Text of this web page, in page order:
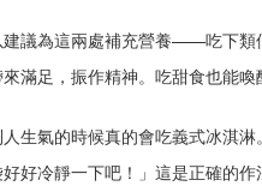
議為這兩處補充營養——吃下類
滿足，振作精神。吃甜食也能
生氣的時候真的會吃義式冰淇淋。
好冷靜一下吧！」這是正確的